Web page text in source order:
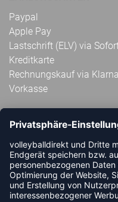
Paypal
Apple Pay
Lastschrift (ELV) via
Kreditkarte
Rechnungskauf via Klarna
Vorkasse
ABONNIERE JETZT DEN
VOLLEYBALLDIREKT-
NEUIGKEIT ODER